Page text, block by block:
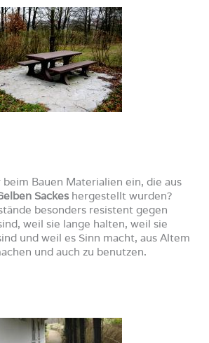
beim Bauen Materialien ein, die aus
Sackes hergestellt wurden?
besonders resistent gegen
weil sie lange halten, weil sie
und weil es Sinn macht, aus Altem
und auch zu benutzen.